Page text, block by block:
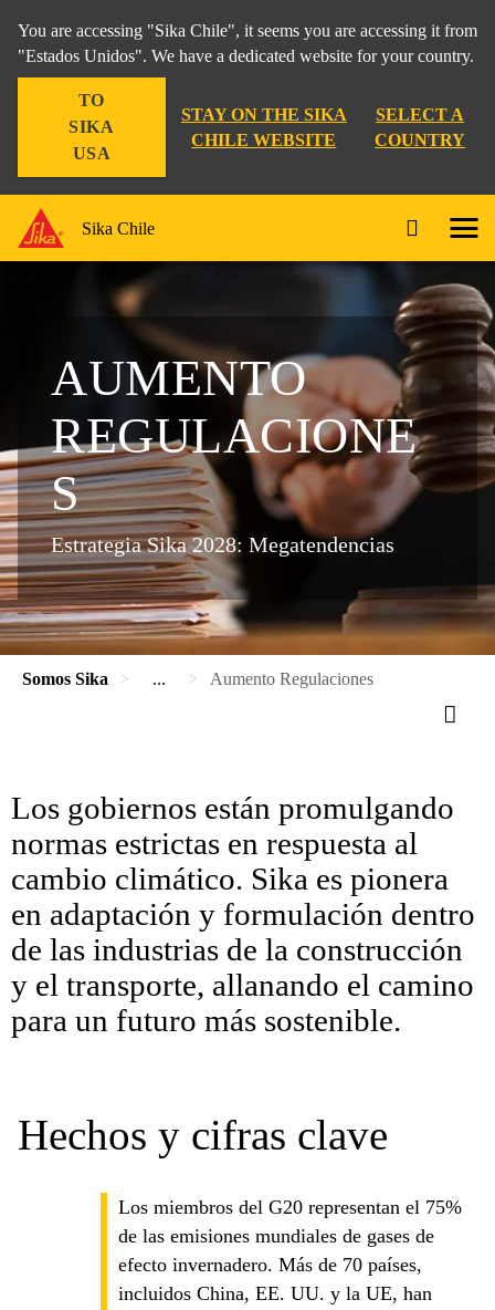
You are accessing "Sika Chile", it seems you are accessing it from
"Estados Unidos". We have a dedicated website for your country.
TO
SIKA
USA
STAY ON THE SIKA
CHILE WEBSITE
SELECT A
COUNTRY
Sika Chile
AUMENTO
REGULACIONE
S
Estrategia Sika 2028: Megatendencias
Somos Sika ... Aumento Regulaciones
Los gobiernos están promulgando
normas estrictas en respuesta al
cambio climático. Sika es pionera
en adaptación y formulación dentro
de las industrias de la construcción
y el transporte, allanando el camino
para un futuro más sostenible.
Hechos y cifras clave
Los miembros del G20 representan el 75%
de las emisiones mundiales de gases de
efecto invernadero. Más de 70 países,
incluidos China, EE. UU. y la UE, han